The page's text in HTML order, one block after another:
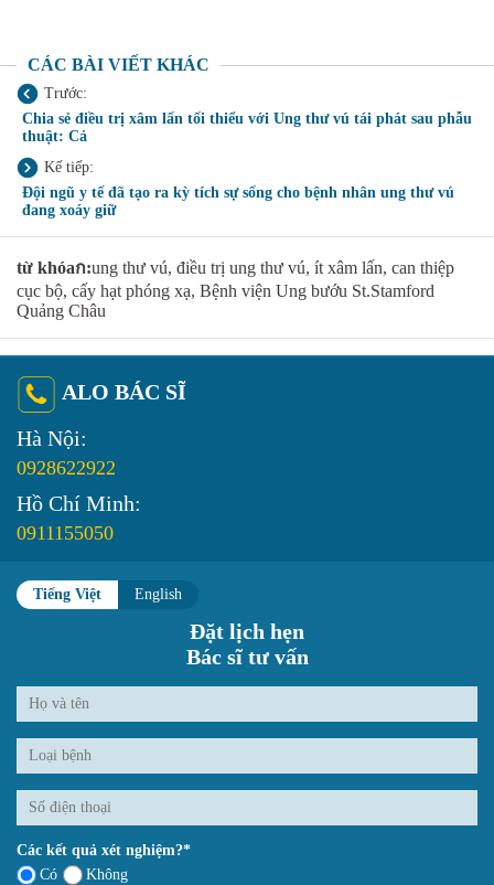
CÁC BÀI VIẾT KHÁC
Trước:
Chia sẻ điều trị xâm lấn tối thiểu với Ung thư vú tái phát sau phẫu
thuật: Cả
Kế tiếp:
Đội ngũ y tế đã tạo ra kỳ tích sự sống cho bệnh nhân ung thư vú
đang xoáy giữ
từ khóaก:ung thư vú, điều trị ung thư vú, ít xâm lấn, can thiệp
cục bộ, cấy hạt phóng xạ, Bệnh viện Ung bướu St.Stamford
Quảng Châu
ALO BÁC SĨ
Hà Nội:
0928622922
Hồ Chí Minh:
0911155050
Tiếng Việt English
Đặt lịch hẹn
Bác sĩ tư vấn
Các kết quả xét nghiệm?*
Có
Không